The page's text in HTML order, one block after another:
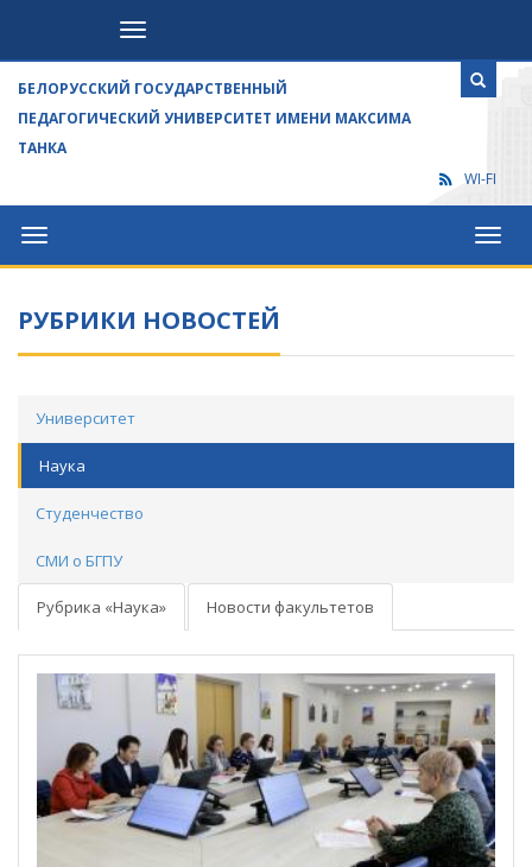
Посетителям
БЕЛОРУССКИЙ ГОСУДАРСТВЕННЫЙ
ПЕДАГОГИЧЕСКИЙ УНИВЕРСИТЕТ ИМЕНИ МАКСИМА
ТАНКА
WI-FI
Университет
РУБРИКИ НОВОСТЕЙ
Университет
Наука
Студенчество
СМИ о БГПУ
Рубрика «Наука» Новости факультетов